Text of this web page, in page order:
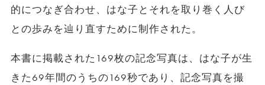
的につなぎ合わせ、はな子とそれを取り巻く人び
との歩みを辿り直すために制作された。
本書に掲載された169枚の記念写真は、はな子が生
きた69年間のうちの169秒であり、記念写真を撮